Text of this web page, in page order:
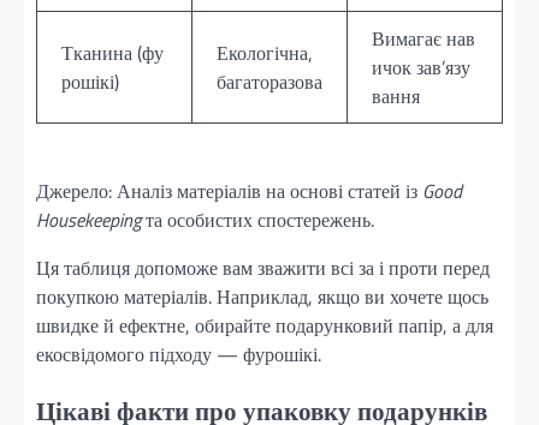
Тканина (фу
рошікі)
Екологічна,
багаторазова
Вимагає нав
ичок зав’язу
вання
Джерело: Аналіз матеріалів на основі статей із Good
Housekeepingта особистих спостережень.
Ця таблиця допоможе вам зважити всі за і проти перед
покупкою матеріалів. Наприклад, якщо ви хочете щось
швидке й ефектне, обирайте подарунковий папір, а для
екосвідомого підходу — фурошікі.
Цікаві факти про упаковку подарунків